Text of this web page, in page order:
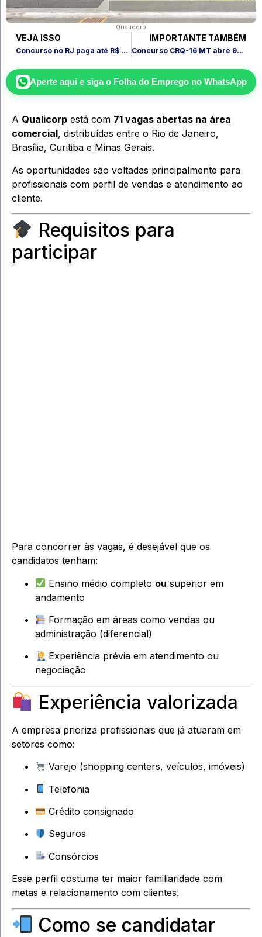
Qualicorp
VEJA ISSO
Concurso no RJ paga até R$ 5,8 mil e aceita nível médio
IMPORTANTE TAMBÉM
Concurso CRQ-16 MT abre 90 vagas e paga até R$ 4,9 mil
Aperte aqui e siga o Folha do Empregono WhatsApp
A Qualicorp está com 71 vagas abertas na área
comercial, distribuídas entre o Rio de Janeiro,
Brasília, Curitiba e Minas Gerais.
As oportunidades são voltadas principalmente para
profissionais com perfil de vendas e atendimento ao
cliente.
Requisitos para
participar
Para concorrer às vagas, é desejável que os
candidatos tenham:
Ensino médio completo ou superior em
andamento
Formação em áreas como vendas ou
administração (diferencial)
Experiência prévia em atendimento ou
negociação
Experiência valorizada
A empresa prioriza profissionais que já atuaram em
setores como:
Varejo (shopping centers, veículos, imóveis)
Telefonia
Crédito consignado
Seguros
Consórcios
Esse perfil costuma ter maior familiaridade com
metas e relacionamento com clientes.
Como se candidatar